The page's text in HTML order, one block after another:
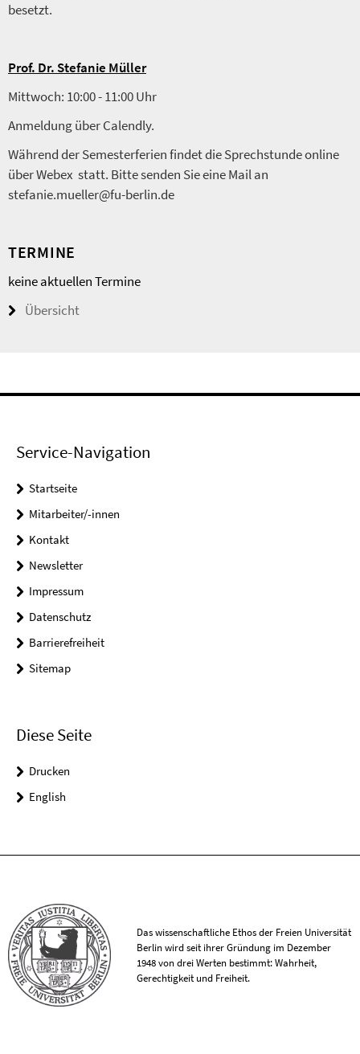
besetzt.
Prof. Dr. Stefanie Müller
Mittwoch: 10:00 - 11:00 Uhr
Anmeldung über Calendly.
Während der Semesterferien findet die Sprechstunde online
über Webex statt. Bitte senden Sie eine Mail an
stefanie.mueller@fu-berlin.de
TERMINE
keine aktuellen Termine
Übersicht
Service-Navigation
Startseite
Mitarbeiter/-innen
Kontakt
Newsletter
Impressum
Datenschutz
Barrierefreiheit
Sitemap
Diese Seite
Drucken
English
Das wissenschaftliche Ethos der Freien Universität
Berlin wird seit ihrer Gründung im Dezember
1948 von drei Werten bestimmt: Wahrheit,
Gerechtigkeit und Freiheit.